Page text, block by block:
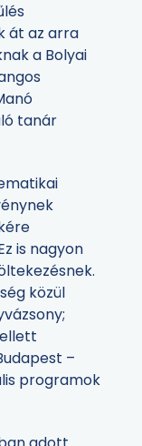
át az arra
a Bolyai
tanár
is nagyon
közül
–
programok